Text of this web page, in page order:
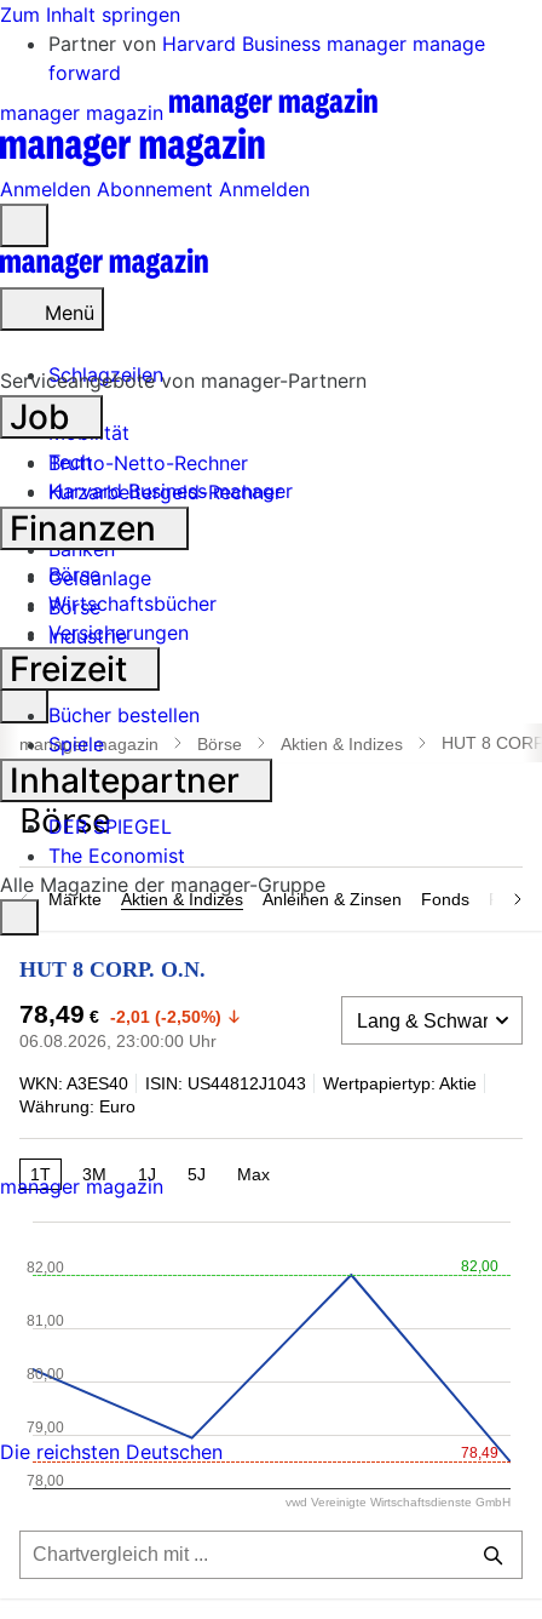
Zum Inhalt springen
Partner von Harvard Business manager manage
forward
manager magazin
Anmelden Abonnement Anmelden
öffnen
Menü
Schlagzeilen
Mobilität
Tech
Harvard Business manager
Handel
Banken
Geldanlage
Börse
Industrie
Suche
öffnen
manager magazin Börse Aktien & Indizes HUT 8
Märkte Aktien & Indizes Anleihen & Zinsen Fonds
HUT 8 CORP. O.N.
78,49 € -2,01 (-2,50%)
06.08.2026, 23:00:00 Uhr
WKN: A3ES40 ISIN: US44812J1043
Wertpapiertyp: Aktie
Währung: Euro
1T 3M 1J 5J Max
82,00
78,49
78,00
79,00
80,00
81,00
82,00
vwd Vereinigte Wirtschaftsdienste GmbH
Serviceangebote von manager-Partnern
Job
Brutto-Netto-Rechner
Kurzarbeitergeld-Rechner
Finanzen
Börse
Wirtschaftsbücher
Versicherungen
Freizeit
Bücher bestellen
Spiele
Inhaltepartner
DER SPIEGEL
The Economist
Alle Magazine der manager-Gruppe
manager magazin
Die reichsten Deutschen